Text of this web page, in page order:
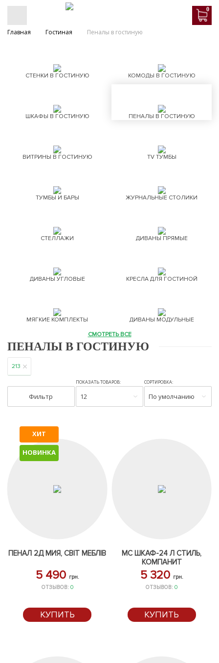
0
Главная Гостиная Пеналы в гостиную
СТЕНКИ В ГОСТИНУЮ КОМОДЫ В ГОСТИНУЮ
ШКАФЫ В ГОСТИНУЮ ПЕНАЛЫ В ГОСТИНУЮ
ВИТРИНЫ В ГОСТИНУЮ TV ТУМБЫ
ТУМБЫ И БАРЫ ЖУРНАЛЬНЫЕ СТОЛИКИ
СТЕЛЛАЖИ ДИВАНЫ ПРЯМЫЕ
ДИВАНЫ УГЛОВЫЕ КРЕСЛА ДЛЯ ГОСТИНОЙ
МЯГКИЕ КОМПЛЕКТЫ
ДИВАНЫ МОДУЛЬНЫЕ
СМОТРЕТЬ ВСЕ
ПЕНАЛЫ В ГОСТИНУЮ
213
Фильтр
ПОКАЗАТЬ ТОВАРОВ:
12
СОРТИРОВКА:
По умолчанию
ХИТ
НОВИНКА
ПЕНАЛ 2Д МИЯ, СВІТ МЕБЛІВ
5 490 грн.
ОТЗЫВОВ: 0
КУПИТЬ
МС ШКАФ-24 Л СТИЛЬ,
КОМПАНИТ
5 320 грн.
ОТЗЫВОВ:0
КУПИТЬ